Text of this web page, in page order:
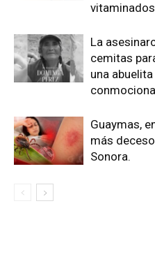
vitaminados
La
cemitas
una
Guaymas,
más
Sonora.